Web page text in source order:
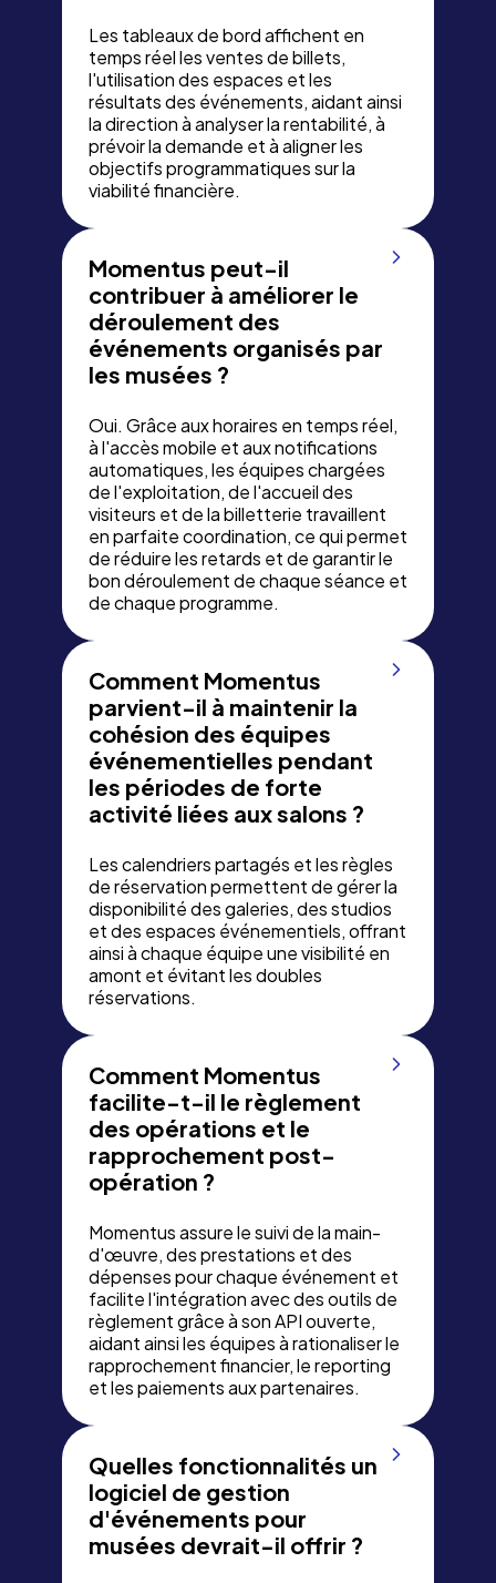
Les tableaux de bord affichent en
temps réel les ventes de billets,
l'utilisation des espaces et les
résultats des événements, aidant ainsi
la direction à analyser la rentabilité, à
prévoir la demande et à aligner les
objectifs programmatiques sur la
viabilité financière.
Momentus peut-il
contribuer à améliorer le
déroulement des
événements organisés par
les musées ?
Oui. Grâce aux horaires en temps réel,
à l'accès mobile et aux notifications
automatiques, les équipes chargées
de l'exploitation, de l'accueil des
visiteurs et de la billetterie travaillent
en parfaite coordination, ce qui permet
de réduire les retards et de garantir le
bon déroulement de chaque séance et
de chaque programme.
Comment Momentus
parvient-il à maintenir la
cohésion des équipes
événementielles pendant
les périodes de forte
activité liées aux salons ?
Les calendriers partagés et les règles
de réservation permettent de gérer la
disponibilité des galeries, des studios
et des espaces événementiels, offrant
ainsi à chaque équipe une visibilité en
amont et évitant les doubles
réservations.
Comment Momentus
facilite-t-il le règlement
des opérations et le
rapprochement post-
opération ?
Momentus assure le suivi de la main-
d'œuvre, des prestations et des
dépenses pour chaque événement et
facilite l'intégration avec des outils de
règlement grâce à son API ouverte,
aidant ainsi les équipes à rationaliser le
rapprochement financier, le reporting
et les paiements aux partenaires.
Quelles fonctionnalités un
logiciel de gestion
d'événements pour
musées devrait-il offrir ?